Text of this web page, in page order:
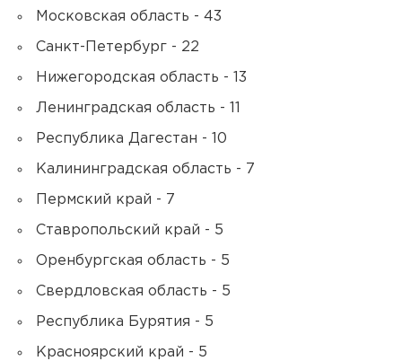
Московская область - 43
Санкт-Петербург - 22
Нижегородская область - 13
Ленинградская область - 11
Республика Дагестан - 10
Калининградская область - 7
Пермский край - 7
Ставропольский край - 5
Оренбургская область - 5
Свердловская область - 5
Республика Бурятия - 5
Красноярский край - 5